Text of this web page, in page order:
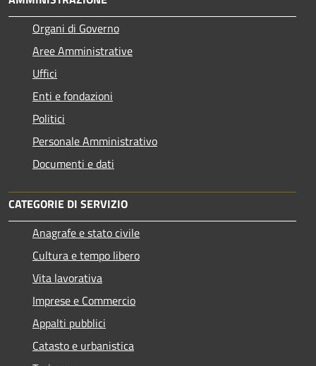
Organi di Governo
Aree Amministrative
Uffici
Enti e fondazioni
Politici
Personale Amministrativo
Documenti e dati
CATEGORIE DI SERVIZIO
Anagrafe e stato civile
Cultura e tempo libero
Vita lavorativa
Imprese e Commercio
Appalti pubblici
Catasto e urbanistica